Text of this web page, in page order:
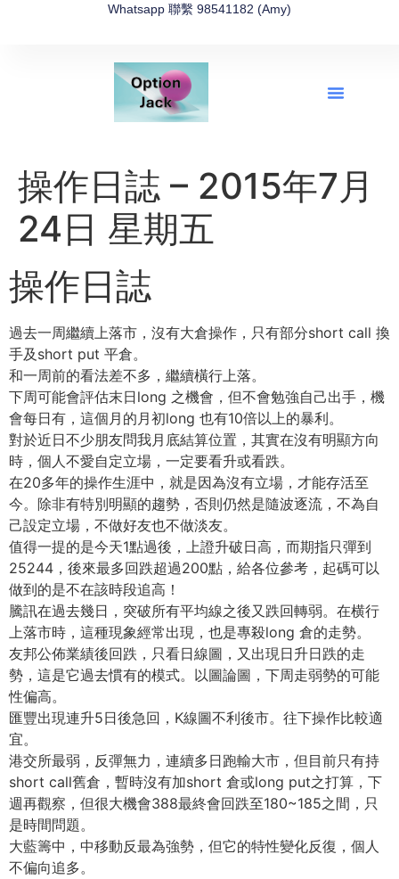
Whatsapp 聯繫 98541182 (Amy)
操作日誌 – 2015年7月
24日 星期五
操作日誌
過去一周繼續上落市，沒有大倉操作，只有部分short call 換
手及short put 平倉。
和一周前的看法差不多，繼續橫行上落。
下周可能會評估末日long 之機會，但不會勉強自己出手，機
會每日有，這個月的月初long 也有10倍以上的暴利。
對於近日不少朋友問我月底結算位置，其實在沒有明顯方向
時，個人不愛自定立場，一定要看升或看跌。
在20多年的操作生涯中，就是因為沒有立場，才能存活至
今。除非有特別明顯的趨勢，否則仍然是隨波逐流，不為自
己設定立場，不做好友也不做淡友。
值得一提的是今天1點過後，上證升破日高，而期指只彈到
25244，後來最多回跌超過200點，給各位參考，起碼可以
做到的是不在該時段追高！
騰訊在過去幾日，突破所有平均線之後又跌回轉弱。在横行
上落市時，這種現象經常出現，也是專殺long 倉的走勢。
友邦公佈業績後回跌，只看日線圖，又出現日升日跌的走
勢，這是它過去慣有的模式。以圖論圖，下周走弱勢的可能
性偏高。
匯豐出現連升5日後急回，K線圖不利後市。往下操作比較適
宜。
港交所最弱，反彈無力，連續多日跑輸大市，但目前只有持
short call舊倉，暫時沒有加short 倉或long put之打算，下
週再觀察，但很大機會388最終會回跌至180~185之間，只
是時間問題。
大藍籌中，中移動反最為強勢，但它的特性變化反復，個人
不偏向追多。